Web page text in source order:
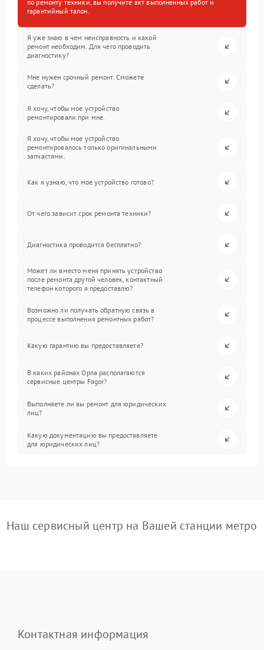
по ремонту техники, вы получите акт выполненных работ и
гарантийный талон.
Я уже знаю в чем неисправность и какой
ремонт необходим. Для чего проводить
диагностику?
Мне нужен срочный ремонт. Сможете
сделать?
Я хочу, чтобы мое устройство
ремонтировали при мне.
Я хочу, чтобы мое устройство
ремонтировалось только оригинальными
запчастями.
Как я узнаю, что мое устройство готово?
От чего зависит срок ремонта техники?
Диагностика проводится бесплатно?
Может ли вместо меня принять устройство
после ремонта другой человек, контактный
телефон которого я предоставлю?
Возможно ли получать обратную связь в
процессе выполнения ремонтных работ?
Какую гарантию вы предоставляете?
В каких районах Орла располагаются
сервисные центры Fagor?
Выполняете ли вы ремонт для юридических
лиц?
Какую документацию вы предоставляете
для юридических лиц?
Наш сервисный центр на Вашей станции метро
Контактная информация